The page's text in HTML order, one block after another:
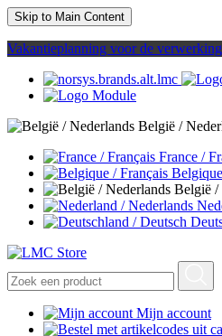
Skip to Main Content
Vakantieplanning voor de
België /
France /
België /
Mijn account